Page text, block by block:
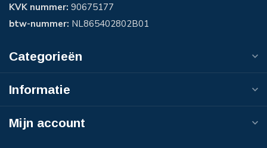
KVK nummer: 90675177
btw-nummer: NL865402802B01
Categorieën
Informatie
Mijn account